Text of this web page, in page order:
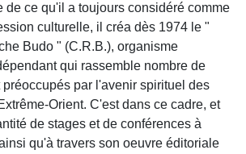
de ce qu'il a toujours considéré comme
culturelle, il créa dès 1974 le "
Budo " (C.R.B.), organisme
qui rassemble nombre de
préoccupés par l'avenir spirituel des
Orient. C'est dans ce cadre, et
de stages et de conférences à
qu'à travers son oeuvre éditoriale